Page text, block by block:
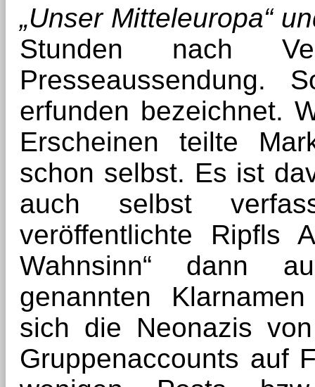
„Unser Mitteleuropa“
Stunden nach
Presseaussendung.
erfunden bezeichnet.
Erscheinen teilte
schon selbst. Es ist
auch selbst
veröffentlichte Ripfls
Wahnsinn“ dann
genannten
sich die Neonazis
Gruppenaccounts auf